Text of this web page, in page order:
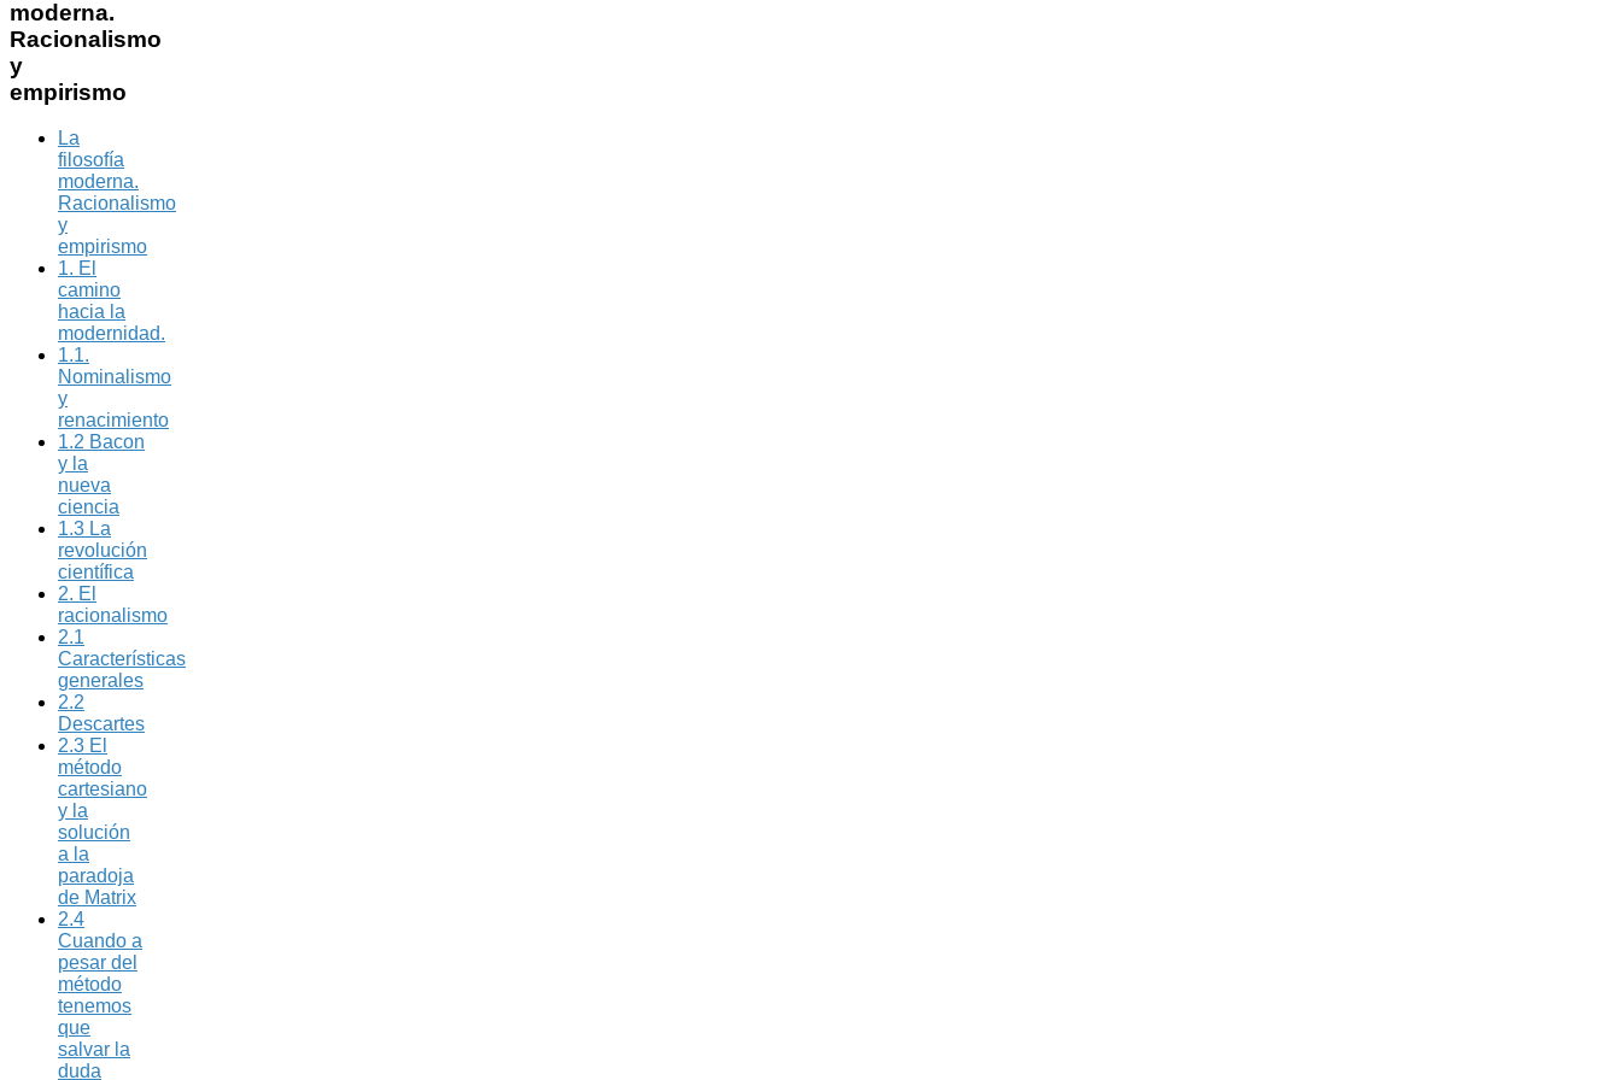
moderna.
Racionalismo
y
empirismo
La
filosofía
moderna.
Racionalismo
y
empirismo
1. El
camino
hacia la
modernidad.
1.1.
Nominalismo
y
renacimiento
1.2 Bacon
y la
nueva
ciencia
1.3 La
revolución
científica
2. El
racionalismo
2.1
Características
generales
2.2
Descartes
2.3 El
método
cartesiano
y la
solución
a la
paradoja
de Matrix
2.4
Cuando a
pesar del
método
tenemos
que
salvar la
duda